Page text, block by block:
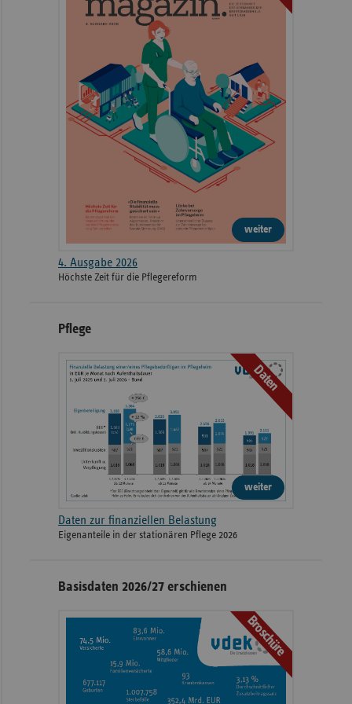
weiter
4. Ausgabe 2026
Höchste Zeit für die Pflegereform
Pflege
Daten
weiter
Daten zur finanziellen Belastung
Eigenanteile in der stationären Pflege 2026
Basisdaten 2026/27 erschienen
Broschüre